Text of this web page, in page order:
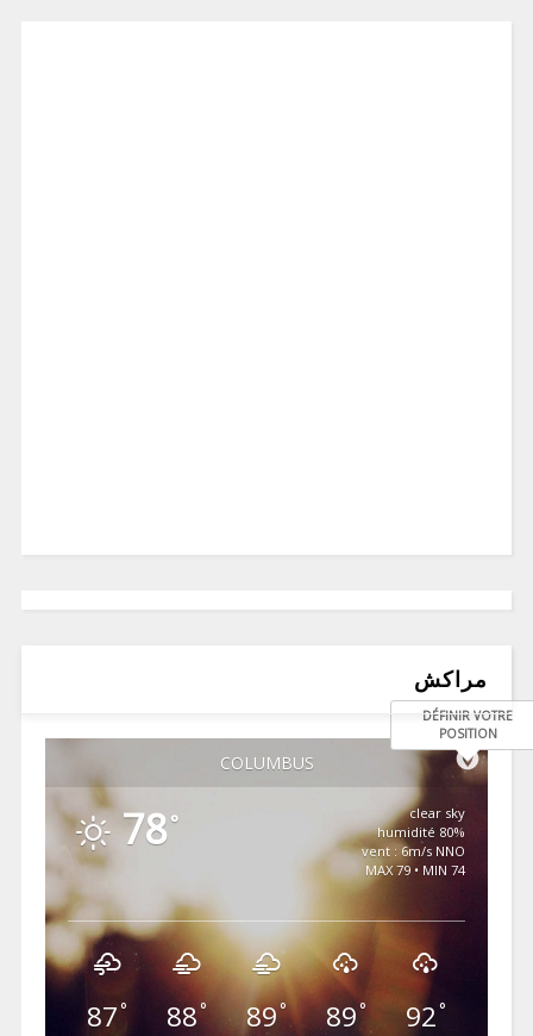
مراكش
COLUMBUS
DÉFINIR VOTRE
POSITION
78 °
clear sky
80% humidité
vent : 6m/s NNO
MAX 79 • MIN 74
87° 88° 89° 89° 92°